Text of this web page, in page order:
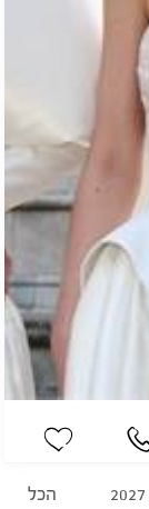
הכלות